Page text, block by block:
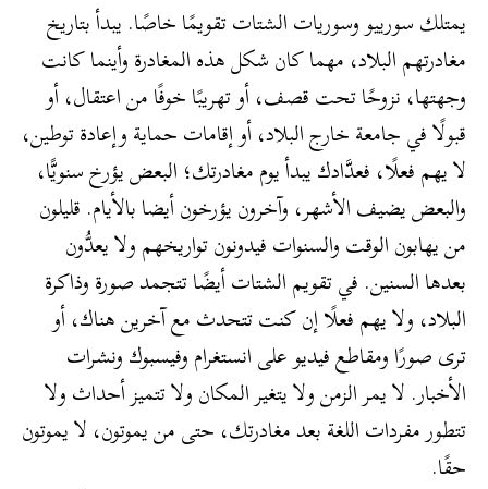
يمتلك سورييو وسوريات الشتات تقويمًا خاصًا. يبدأ بتاريخ
مغادرتهم البلاد، مهما كان شكل هذه المغادرة وأينما كانت
وجهتها، نزوحًا تحت قصف، أو تهريبًا خوفًا من اعتقال، أو
قبولًا في جامعة خارج البلاد، أو إقامات حماية وإعادة توطين،
لا يهم فعلًا، فعدَّادك يبدأ يوم مغادرتك؛ البعض يؤرخ سنويًّا،
والبعض يضيف الأشهر، وآخرون يؤرخون أيضا بالأيام. قليلون
من يهابون الوقت والسنوات فيدونون تواريخهم ولا يعدُّون
بعدها السنين. في تقويم الشتات أيضًا تتجمد صورة وذاكرة
البلاد، ولا يهم فعلًا إن كنت تتحدث مع آخرين هناك، أو
ترى صورًا ومقاطع فيديو على انستغرام وفيسبوك ونشرات
الأخبار. لا يمر الزمن ولا يتغير المكان ولا تتميز أحداث ولا
تتطور مفردات اللغة بعد مغادرتك، حتى من يموتون، لا يموتون
حقًا.